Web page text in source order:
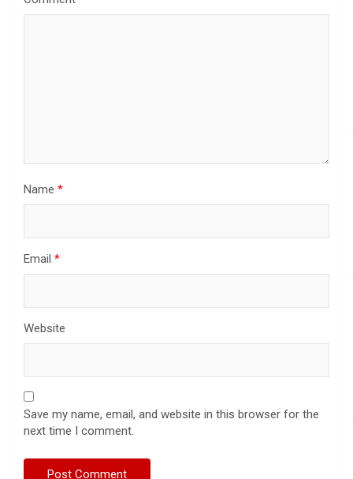
Name *
Email *
Website
Save my name, email, and website in this browser for the
next time I comment.